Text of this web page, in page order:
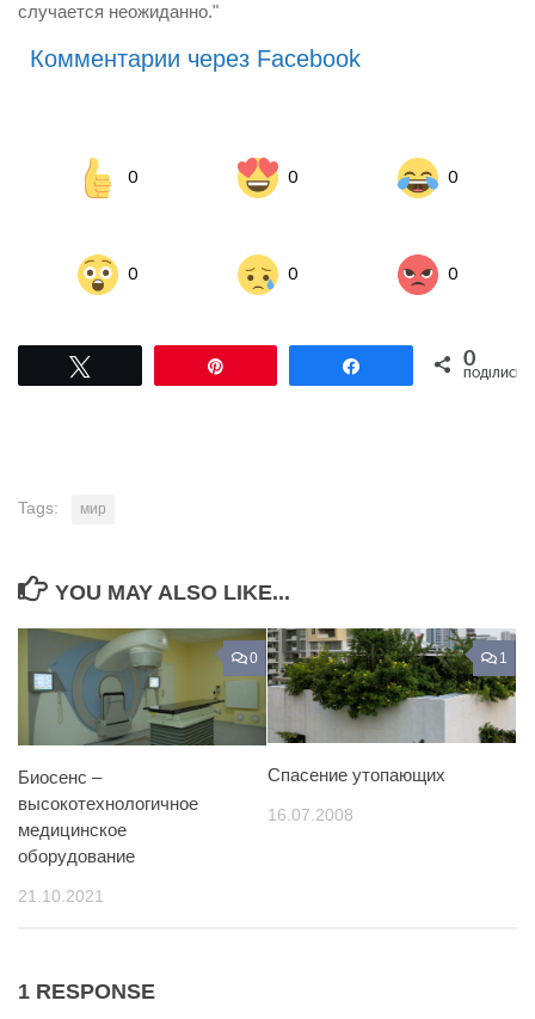
случается неожиданно."
Комментарии через Facebook
0 0 0
0 0 0
Поділитися0
ПОДІЛИСЬ
Tags: мир
YOU MAY ALSO LIKE...
0
Биосенс –
высокотехнологичное
медицинское
оборудование
21.10.2021
1
Спасение утопающих
16.07.2008
1 RESPONSE